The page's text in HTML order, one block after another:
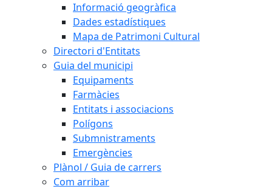
Informació geogràfica
Dades estadístiques
Mapa de Patrimoni Cultural
Directori d'Entitats
Guia del municipi
Equipaments
Farmàcies
Entitats i associacions
Polígons
Submnistraments
Emergències
Plànol / Guia de carrers
Com arribar